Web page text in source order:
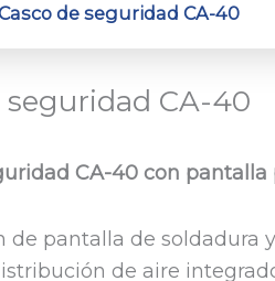
de seguridad CA-40
seguridad CA-40
CA-40 con pantalla
de pantalla de soldadura
de aire